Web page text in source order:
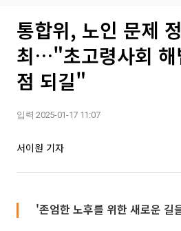
통합위, 노인 문제
최…"초고령사회 해
점 되길"
입력 2025-01-17 11:07
서이원 기자
'존엄한 노후를 위한 새로운 길